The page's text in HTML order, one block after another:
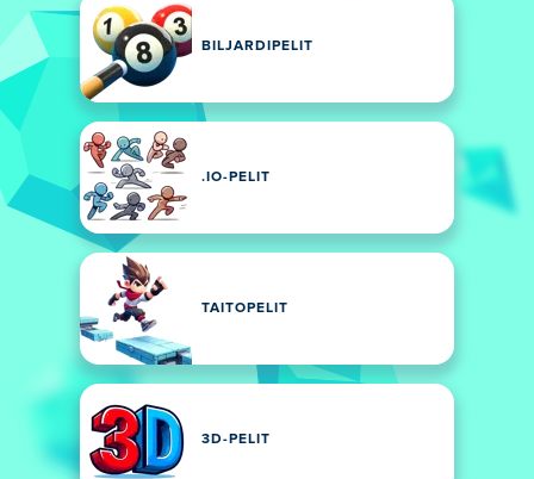
BILJARDIPELIT
.IO-PELIT
TAITOPELIT
3D-PELIT